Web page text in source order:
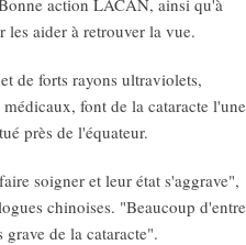
action LACAN, ainsi qu'à
les aider à retrouver la vue.
de forts rayons ultraviolets,
font de la cataracte l'une
près de l'équateur.
soigner et leur état s'aggrave",
chinoises. "Beaucoup d'entre
de la cataracte".